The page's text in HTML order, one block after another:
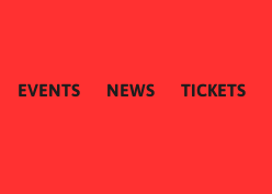
EVENTS NEWS TICKETS